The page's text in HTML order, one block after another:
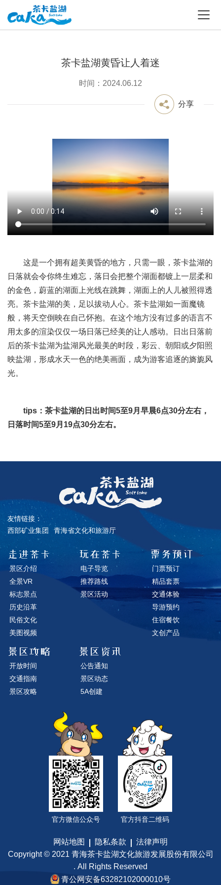
茶卡盐湖黄昏让人着迷
时间：2024.06.12
分享
这是一个拥有超美黄昏的地方，只需一眼，茶卡盐湖的
日落就会令你终生难忘，落日会把整个湖面都镀上一层柔和
的金色，蔚蓝的湖面上光线在跳舞，湖面上的人儿被照得透
亮。茶卡盐湖的美，足以拔动人心。茶卡盐湖如一面魔镜
般，将天空倒映在自己怀抱。在这个地方没有过多的语言不
用太多的渲染仅仅一场日落已经美的让人感动。日出日落前
后的茶卡盐湖为盐湖风光最美的时段，彩云、朝阳或夕阳照
映盐湖，形成水天一色的绝美画面，成为游客追逐的旖旎风
光。
tips：茶卡盐湖的日出时间5至9月早晨6点30分左右，
日落时间5至9月19点30分左右。
友情链接：
西部矿业集团
青海省文化和旅游厅
走进茶卡
景区介绍
全景VR
标志景点
历史沿革
民俗文化
美图视频
玩在茶卡
电子导览
推荐路线
景区活动
票务预订
门票预订
精品套票
交通体验
导游预约
住宿餐饮
文创产品
景区攻略
开放时间
交通指南
景区攻略
景区资讯
公告通知
景区动态
5A创建
官方微信公众号 官方抖音二维码
网站地图 隐私条款
法律声明
Copyright © 2021 青海茶卡盐湖文化旅游发展股份有限公司
. All Rights Reserved
青公网安备63282102000010号